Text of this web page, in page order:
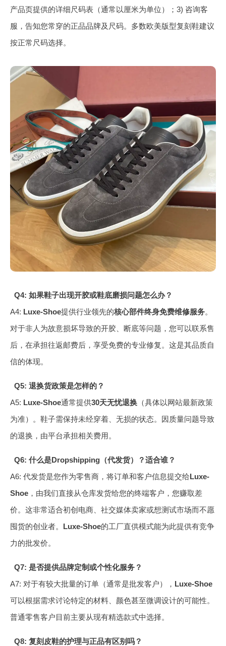
产品页提供的详细尺码表（通常以厘米为单位）；3) 咨询客
服，告知您常穿的正品品牌及尺码。多数欧美版型复刻鞋建议
按正常尺码选择。
Q4: 如果鞋子出现开胶或鞋底磨损问题怎么办？
A4: Luxe-Shoe提供行业领先的核心部件终身免费维修服务。
对于非人为故意损坏导致的开胶、断底等问题，您可以联系售
后，在承担往返邮费后，享受免费的专业修复。这是其品质自
信的体现。
Q5: 退换货政策是怎样的？
A5: Luxe-Shoe通常提供30天无忧退换 （具体以网站最新政策
为准）。鞋子需保持未经穿着、无损的状态。因质量问题导致
的退换，由平台承担相关费用。
Q6: 什么是Dropshipping（代发货）？适合谁？
A6: 代发货是您作为零售商，将订单和客户信息提交给Luxe-
Shoe ，由我们直接从仓库发货给您的终端客户，您赚取差
价。这非常适合初创电商、社交媒体卖家或想测试市场而不愿
囤货的创业者。 Luxe-Shoe的工厂直供模式能为此提供有竞争
力的批发价。
Q7: 是否提供品牌定制或个性化服务？
A7: 对于有较大批量的订单（通常是批发客户）， Luxe-Shoe
可以根据需求讨论特定的材料、颜色甚至微调设计的可能性。
普通零售客户目前主要从现有精选款式中选择。
Q8: 复刻皮鞋的护理与正品有区别吗？